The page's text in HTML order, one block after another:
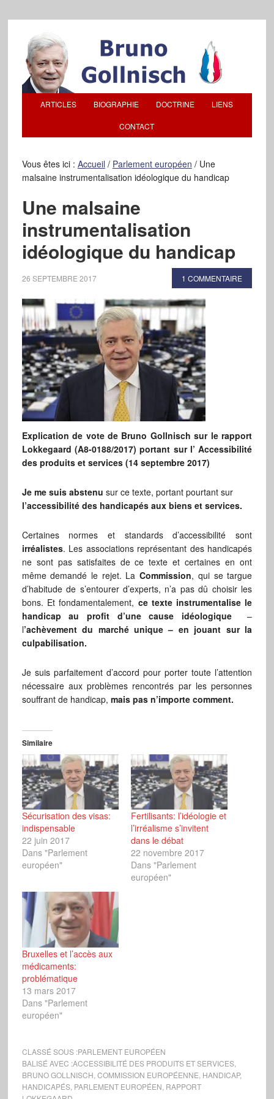
ARTICLES BIOGRAPHIE DOCTRINE LIENS
CONTACT
Vous êtes ici : Accueil / Parlement européen /Une
malsaine instrumentalisation idéologique du handicap
Une malsaine
instrumentalisation
idéologique du handicap
26 SEPTEMBRE 2017 1 COMMENTAIRE
Explication de vote de Bruno Gollnisch sur le rapport
Lokkegaard (A8-0188/2017) portant sur l’ Accessibilité
des produits et services (14 septembre 2017)
Je me suis abstenu sur ce texte, portant pourtant sur
l’accessibilité des handicapés aux biens et services.
Certaines normes et standards d’accessibilité sont
irréalistes. Les associations représentant des handicapés
ne sont pas satisfaites de ce texte et certaines en ont
même demandé le rejet. La Commission, qui se targue
d’habitude de s’entourer d’experts, n’a pas dû choisir les
bons. Et fondamentalement, ce texte instrumentalise le
handicap au profit d’une cause idéologique–
l’achèvement du marché unique – en jouant sur la
culpabilisation.
Je suis parfaitement d’accord pour porter toute l’attention
nécessaire aux problèmes rencontrés par les personnes
souffrant de handicap, mais pas n’importe comment.
Similaire
Sécurisation des visas:
indispensable
22 juin 2017
Dans "Parlement
européen"
Fertilisants: l’idéologie et
l’irréalisme s’invitent
dans le débat
22 novembre 2017
Dans "Parlement
européen"
Bruxelles et l’accès aux
médicaments:
problématique
13 mars 2017
Dans "Parlement
européen"
CLASSÉ SOUS :PARLEMENT EUROPÉEN
BALISÉ AVEC :ACCESSIBILITÉ DES PRODUITS ET SERVICES,
BRUNO GOLLNISCH COMMISSION EUROPÉENNE HANDICAP,
HANDICAPÉS, PARLEMENT EUROPÉEN RAPPORT